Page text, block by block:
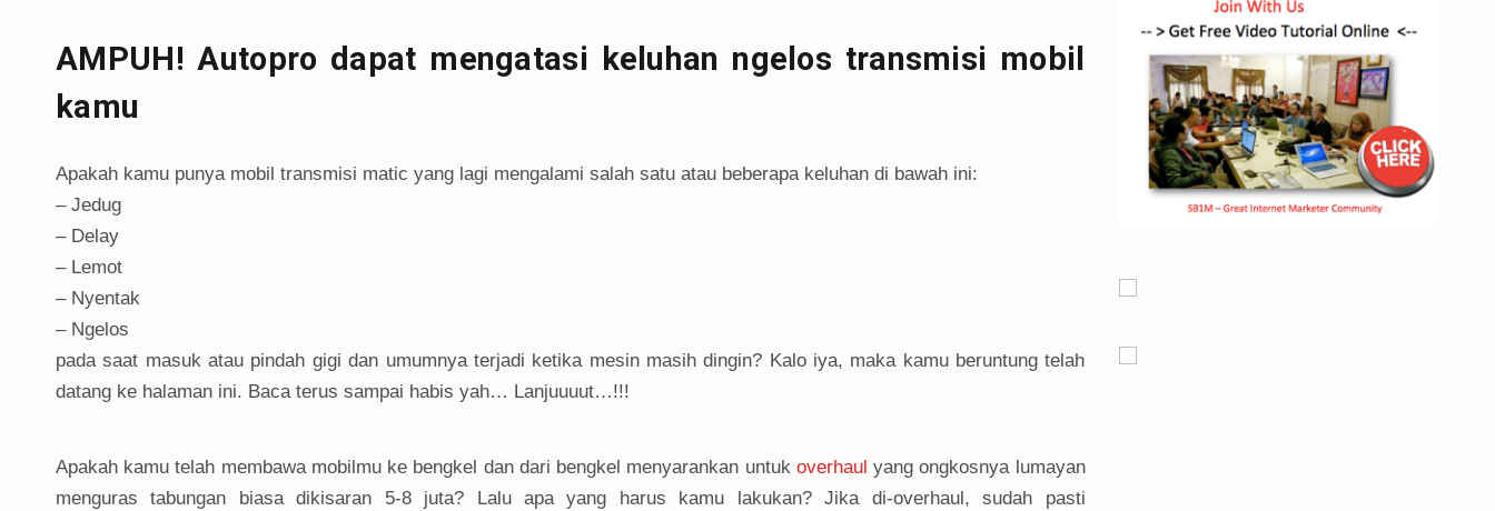
AMPUH! Autopro dapat mengatasi keluhan ngelos transmisi mobil
kamu
Apakah kamu punya mobil transmisi matic yang lagi mengalami salah satu atau beberapa keluhan di bawah ini:
– Jedug
– Delay
– Lemot
– Nyentak
– Ngelos
pada saat masuk atau pindah gigi dan umumnya terjadi ketika mesin masih dingin? Kalo iya, maka kamu beruntung telah
datang ke halaman ini. Baca terus sampai habis yah… Lanjuuuut…!!!
Apakah kamu telah membawa mobilmu ke bengkel dan dari bengkel menyarankan untuk overhaul yang ongkosnya lumayan
menguras tabungan biasa dikisaran 5-8 juta? Lalu apa yang harus kamu lakukan? Jika di-overhaul, sudah pasti